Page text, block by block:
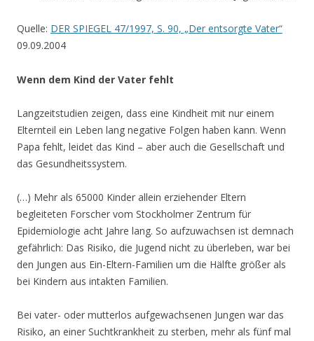
Quelle: DER SPIEGEL 47/1997, S. 90, „Der entsorgte Vater“
09.09.2004
Wenn dem Kind der Vater fehlt
Langzeitstudien zeigen, dass eine Kindheit mit nur einem
Elternteil ein Leben lang negative Folgen haben kann. Wenn
Papa fehlt, leidet das Kind – aber auch die Gesellschaft und
das Gesundheitssystem.
(…) Mehr als 65000 Kinder allein erziehender Eltern
begleiteten Forscher vom Stockholmer Zentrum für
Epidemiologie acht Jahre lang. So aufzuwachsen ist demnach
gefährlich: Das Risiko, die Jugend nicht zu überleben, war bei
den Jungen aus Ein-Eltern-Familien um die Hälfte größer als
bei Kindern aus intakten Familien.
Bei vater- oder mutterlos aufgewachsenen Jungen war das
Risiko, an einer Suchtkrankheit zu sterben, mehr als fünf mal